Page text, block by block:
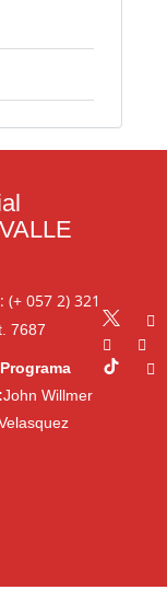
(+ 057 2) 321
7687
John Willmer